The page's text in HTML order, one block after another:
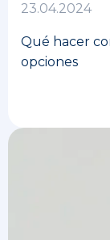
23.04.2024
Qué hacer
opciones